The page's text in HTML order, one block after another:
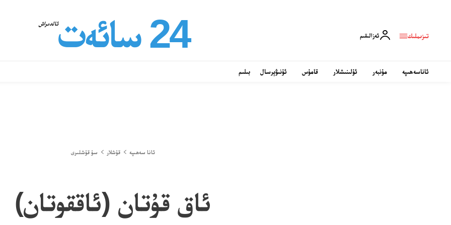
تىزىملىك ئەزالىقىم 24 سائەت ئالدىراش
ئاناسەھىپە مۇنبەر ئۇلىنىشلار قامۇس ئۇنىۋېرسال بىلىم
ئانا سەھىپە قۇشلار سۇ قۇشلىرى
ئاق قۇتان (ئاققوتان)